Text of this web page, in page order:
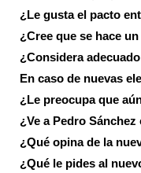
¿Le gusta el pacto
¿Cree que se hace
¿Considera
En caso de nuevas
¿Le preocupa que
¿Ve a Pedro
¿Qué opina de la
¿Qué le pides al